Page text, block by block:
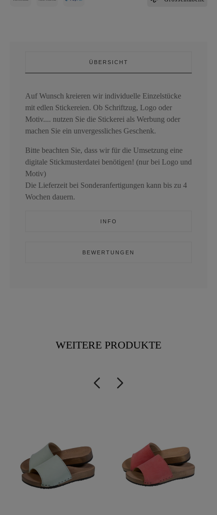
ÜBERSICHT
Auf Wunsch kreieren wir individuelle Einzelstücke
mit edlen Stickereien. Ob Schriftzug, Logo oder
Motiv.... nutzen Sie die Stickerei als Werbung oder
machen Sie ein unvergessliches Geschenk.
Bitte beachten Sie, dass wir für die Umsetzung eine
digitale Stickmusterdatei benötigen! (nur bei Logo und
Motiv)
Die Lieferzeit bei Sonderanfertigungen kann bis zu 4
Wochen dauern.
INFO
BEWERTUNGEN
WEITERE PRODUKTE